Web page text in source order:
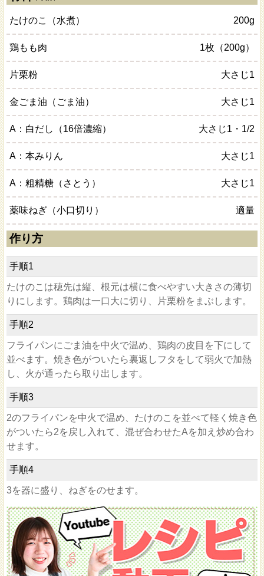
たけのこ（水煮） 200g
鶏もも肉 1枚（200g）
片栗粉 大さじ1
金ごま油（ごま油） 大さじ1
A：白だし（16倍濃縮） 大さじ1・1/2
A：本みりん 大さじ1
A：粗精糖（さとう） 大さじ1
薬味ねぎ（小口切り） 適量
作り方
手順1
たけのこは穂先は縦、根元は横に食べやすい大きさの薄切
りにします。鶏肉は一口大に切り、片栗粉をまぶします。
手順2
フライパンにごま油を中火で温め、鶏肉の皮目を下にして
並べます。焼き色がついたら裏返しフタをして弱火で加熱
し、火が通ったら取り出します。
手順3
2のフライパンを中火で温め、たけのこを並べて軽く焼き色
がついたら2を戻し入れて、混ぜ合わせたAを加え炒め合わ
せます。
手順4
3を器に盛り、ねぎをのせます。